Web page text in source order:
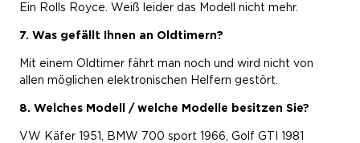
Ein Rolls Royce. Weiß leider das Modell nicht mehr.
7. Was gefällt Ihnen an Oldtimern?
Mit einem Oldtimer fährt man noch und wird nicht von
allen möglichen elektronischen Helfern gestört.
8. Welches Modell / welche Modelle besitzen Sie?
VW Käfer 1951, BMW 700 sport 1966, Golf GTI 1981